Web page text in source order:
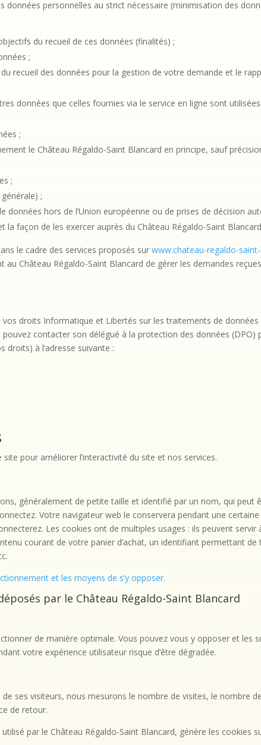
personnelles au strict nécessaire (minimisation des
du recueil de ces données (finalités) ;
;
recueil des données pour la gestion de votre demande et le
données que celles fournies via le service en ligne sont
;
le Château Régaldo-Saint Blancard en principe, sauf
;
;
données hors de l’Union européenne ou de prises de décision
façon de les exercer auprès du Château Régaldo-Saint
le cadre des services proposés sur www.chateau-regaldo-
Château Régaldo-Saint Blancard de gérer les demandes
droits Informatique et Libertés sur les traitements de données
contacter son délégué à la protection des données (DPO)
droits) à l’adresse suivante :
pour améliorer l’interactivité du site et nos services.
généralement de petite taille et identifié par un nom, qui peut
Votre navigateur web le conservera pendant une
Les cookies ont de multiples usages : ils peuvent
courant de votre panier d’achat, un identifiant permettant
et les moyens de s’y opposer.
par le Château Régaldo-Saint Blancard
de manière optimale. Vous pouvez vous y opposer et les
votre expérience utilisateur risque d’être dégradée.
de ses visiteurs, nous mesurons le nombre de visites, le nombre
de retour.
par le Château Régaldo-Saint Blancard, génère les cookies